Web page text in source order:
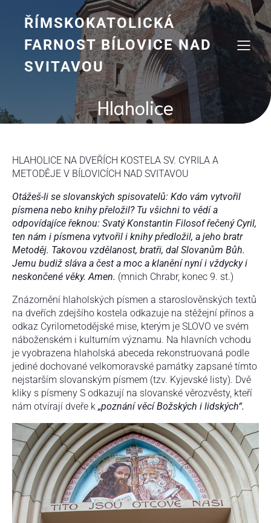
contentŘÍMSKOKATOLICKÁ
FARNOST BÍLOVICE NAD
SVITAVOU
Hlaholice
HLAHOLICE NA DVEŘÍCH KOSTELA SV. CYRILA A
METODĚJE V BÍLOVICÍCH NAD SVITAVOU
Otážeš-li se slovanských spisovatelů: Kdo vám vytvořil
písmena nebo knihy přeložil? Tu všichni to vědí a
odpovídajíce řeknou: Svatý Konstantin Filosof řečený Cyril,
ten nám i písmena vytvořil i knihypředložil, a jeho bratr
Metoděj. Takovou vzdělanost, bratři, dal Slovanům Bůh.
Jemu budiž sláva a čest a moc a klanění nyní i vždycky i
neskončené věky. Amen. (mnich Chrabr, konec 9. st.)
Znázornění hlaholských písmen a staroslověnských textů
na dveřích zdejšího kostela odkazuje na stěžejní přínos a
odkaz Cyrilometodějské mise, kterým je SLOVO ve svém
náboženském i kulturním významu. Na hlavních vchodu
je vyobrazena hlaholská abeceda rekonstruovaná podle
jediné dochované velkomoravské památky zapsané tímto
nejstarším slovanským písmem (tzv. Kyjevské listy). Dvě
kliky s písmeny S odkazují na slovanské věrozvěsty, kteří
nám otvírají dveře k „poznání věcí Božských i lidských“.